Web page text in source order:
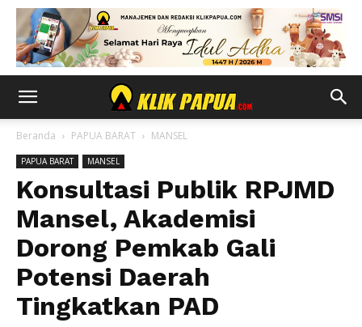
Beranda PAPUA BARAT MANSEL
PAPUA BARAT MANSEL
Konsultasi Publik RPJMD
Mansel, Akademisi
Dorong Pemkab Gali
Potensi Daerah
Tingkatkan PAD